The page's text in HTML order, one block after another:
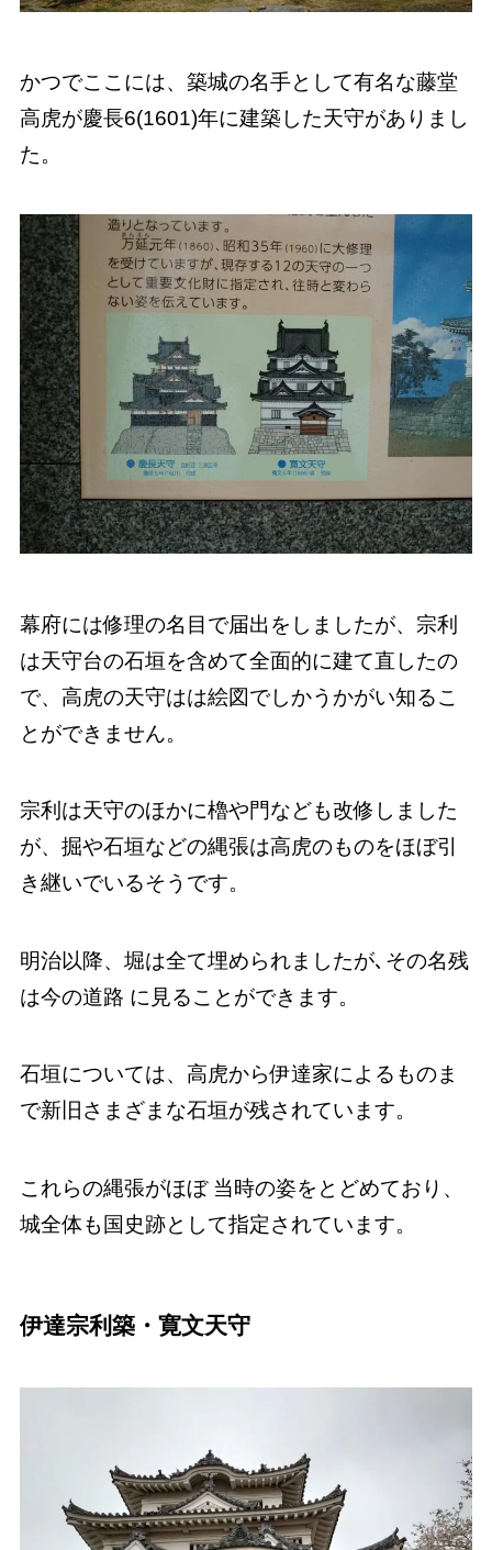
かつでここには、築城の名手として有名な藤堂
高虎が慶長6(1601)年に建築した天守がありまし
た。
幕府には修理の名目で届出をしましたが、宗利
は天守台の石垣を含めて全面的に建て直したの
で、高虎の天守はは絵図でしかうかがい知るこ
とができません。
宗利は天守のほかに櫓や門なども改修しました
が、掘や石垣などの縄張は高虎のものをほぼ引
き継いでいるそうです。
明治以降、堀は全て埋められましたが､その名残
は今の道路 に見ることができます。
石垣については、高虎から伊達家によるものま
で新旧さまざまな石垣が残されています。
これらの縄張がほぼ 当時の姿をとどめており、
城全体も国史跡として指定されています。
伊達宗利築・寛文天守